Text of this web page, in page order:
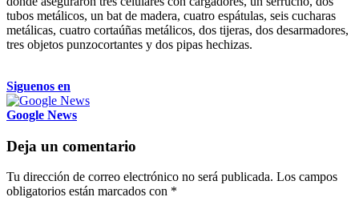
tubos metálicos, un bat de madera, cuatro espátulas, seis cucharas
metálicas, cuatro cortaúñas metálicos, dos tijeras, dos desarmadores,
tres objetos punzocortantes y dos pipas hechizas.
Siguenos en
Google News
Deja un comentario
Tu dirección de correo electrónico no será publicada. Los campos
obligatorios están marcados con *